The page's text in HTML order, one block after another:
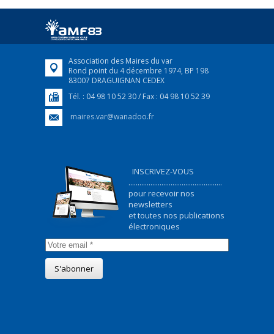
Afin d’accompagner au mieux les réfugiés
FEUILLETER
Association des Maires du var
Rond point du 4 décembre 1974, BP 198
83007 DRAGUIGNAN CEDEX
Tél. : 04 98 10 52 30 / Fax : 04 98 10 52 39
maires.var@wanadoo.fr
INSCRIVEZ-VOUS
...................................................
pour recevoir nos
newsletters
et toutes nos publications
électroniques